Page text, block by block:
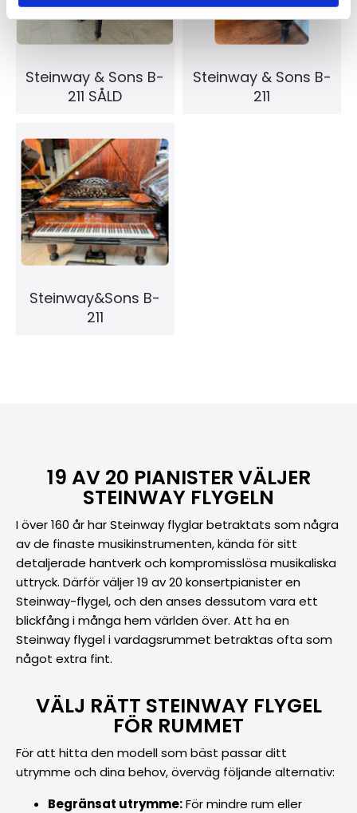
Steinway & Sons B-
211 SÅLD
Steinway & Sons B-
211
Steinway&Sons B-
211
19 AV 20 PIANISTER VÄLJER
STEINWAY FLYGELN
I över 160 år har Steinway flyglar betraktats som några
av de finaste musikinstrumenten, kända för sitt
detaljerade hantverk och kompromisslösa musikaliska
uttryck. Därför väljer 19 av 20 konsertpianister en
Steinway-flygel, och den anses dessutom vara ett
blickfång i många hem världen över. Att ha en
Steinway flygel i vardagsrummet betraktas ofta som
något extra fint.
VÄLJ RÄTT STEINWAY FLYGEL
FÖR RUMMET
För att hitta den modell som bäst passar ditt
utrymme och dina behov, överväg följande alternativ:
Begränsat utrymme:För mindre rum eller